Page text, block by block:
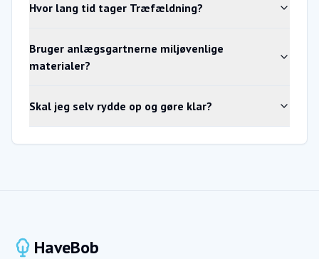
Hvor lang tid tager Træfældning?
Bruger anlægsgartnerne miljøvenlige
materialer?
Skal jeg selv rydde op og gøre klar?
HaveBob